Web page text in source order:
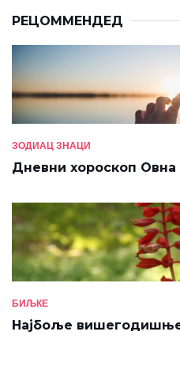
РЕЦОММЕНДЕД
ЗОДИАЦ ЗНАЦИ
Дневни хороскоп Овна
БИЉКЕ
Најбоље вишегодишње